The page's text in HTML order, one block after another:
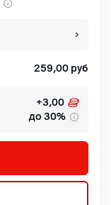
259,00 руб
+3,00
до 30%